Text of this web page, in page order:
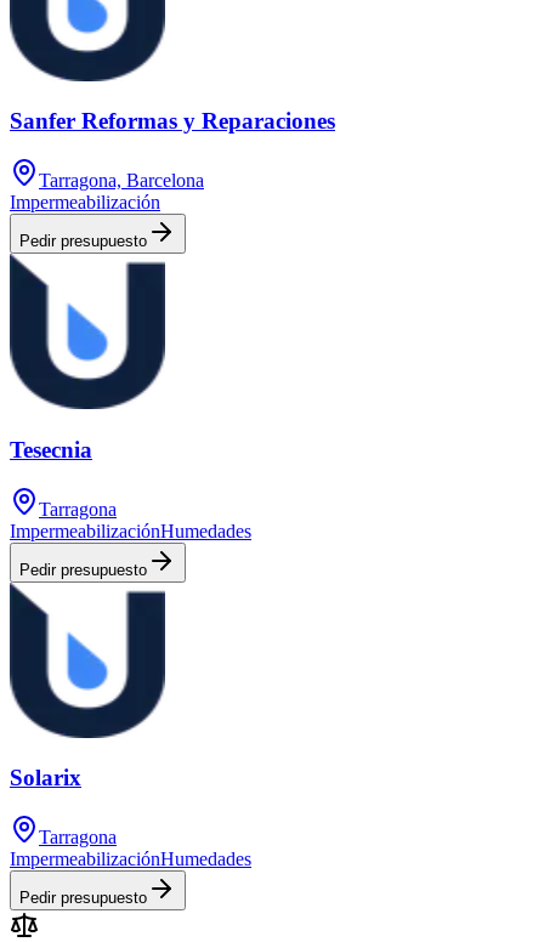
Sanfer Reformas y Reparaciones
Tarragona, Barcelona
Impermeabilización
Pedir presupuesto
Tesecnia
Tarragona
ImpermeabilizaciónHumedades
Pedir presupuesto
Solarix
Tarragona
ImpermeabilizaciónHumedades
Pedir presupuesto